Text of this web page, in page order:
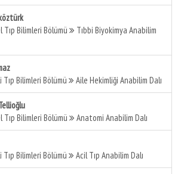
Tıp Bilimleri Bölümü
Tıbbi Biyokimya Anabilim
Tıp Bilimleri Bölümü Aile Hekimliği Anabilim Dalı
Tıp Bilimleri Bölümü Anatomi Anabilim Dalı
Tıp Bilimleri Bölümü Acil Tıp Anabilim Dalı